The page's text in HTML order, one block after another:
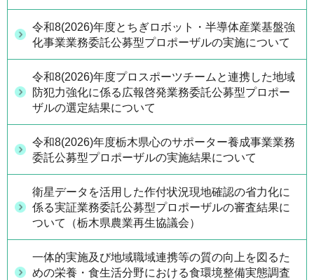
令和8(2026)年度とちぎロボット・半導体産業基盤強
化事業業務委託公募型プロポーザルの実施について
令和8(2026)年度プロスポーツチームと連携した地域
防犯力強化に係る広報啓発業務委託公募型プロポー
ザルの選定結果について
令和8(2026)年度栃木県心のサポーター養成事業業務
委託公募型プロポーザルの実施結果について
衛星データを活用した作付状況現地確認の省力化に
係る実証業務委託公募型プロポーザルの審査結果に
ついて（栃木県農業再生協議会）
一体的実施及び地域職域連携等の質の向上を図るた
めの栄養・食生活分野における食環境整備実態調査